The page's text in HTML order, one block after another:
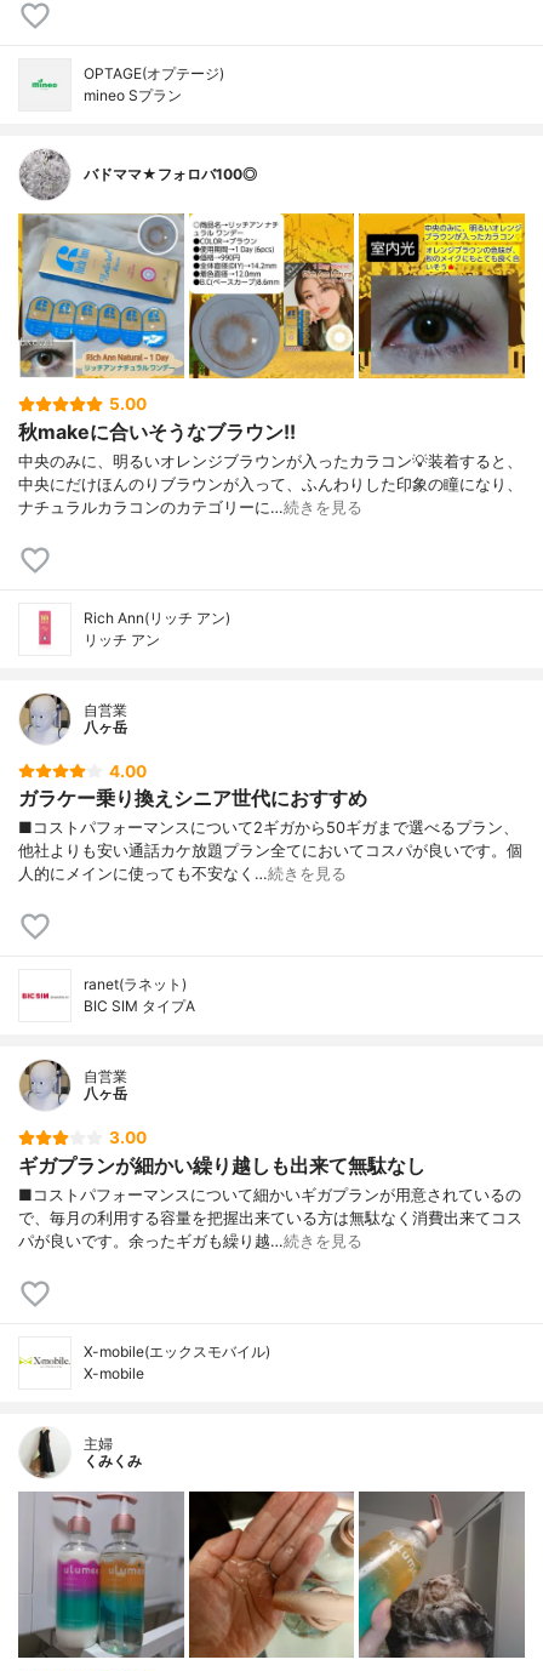
OPTAGE(オプテージ)
mineo Sプラン
バドママ★フォロバ100◎
5.00
秋makeに合いそうなブラウン!!
中央のみに、明るいオレンジブラウンが入ったカラコン💡装着すると、
中央にだけほんのりブラウンが入って、ふんわりした印象の瞳になり、
ナチュラルカラコンのカテゴリーに…続きを見る
Rich Ann(リッチ アン)
リッチ アン
自営業
八ヶ岳
4.00
ガラケー乗り換えシニア世代におすすめ
■コストパフォーマンスについて2ギガから50ギガまで選べるプラン、
他社よりも安い通話カケ放題プラン全てにおいてコスパが良いです。個
人的にメインに使っても不安なく…続きを見る
ranet(ラネット)
BIC SIM タイプA
自営業
八ヶ岳
3.00
ギガプランが細かい繰り越しも出来て無駄なし
■コストパフォーマンスについて細かいギガプランが用意されているの
で、毎月の利用する容量を把握出来ている方は無駄なく消費出来てコス
パが良いです。余ったギガも繰り越…続きを見る
X-mobile(エックスモバイル)
X-mobile
主婦
くみくみ